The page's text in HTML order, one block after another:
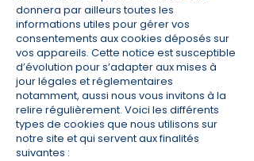
donnera par ailleurs toutes les
informations utiles pour gérer vos
consentements aux cookies déposés sur
vos appareils. Cette notice est susceptible
d’évolution pour s’adapter aux mises à
jour légales et réglementaires
notamment, aussi nous vous invitons à la
relire régulièrement. Voici les différents
types de cookies que nous utilisons sur
notre site et qui servent aux finalités
suivantes :